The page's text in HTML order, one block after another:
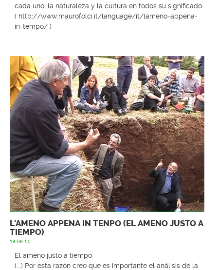
cada uno, la naturaleza y la cultura en todos su significado.
( http://www.maurofolci.it/language/it/lameno-appena-
in-tempo/ )
L'AMENO APPENA IN TENPO (EL AMENO JUSTO A
TIEMPO)
14-06-14
El ameno justo a tiempo
(...) Por esta razón creo que es importante el análisis de la